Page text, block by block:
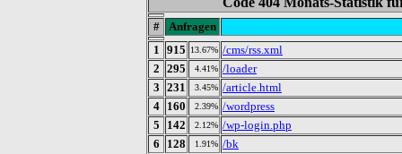
#
Anfragen
1
915 13.67% /cms/rss.xml
2 295 4.41% /loader
3 231 3.45% /article.html
4
160 2.39% /wordpress
5
142 2.12% /wp-login.php
6
128 1.91% /bk